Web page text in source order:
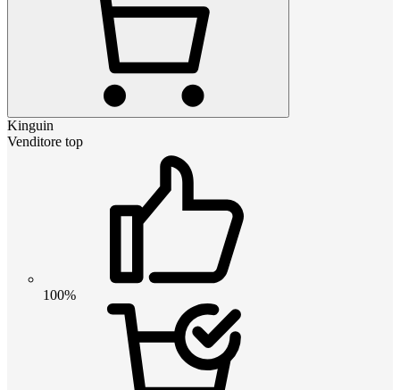
Kinguin
Venditore top
100%